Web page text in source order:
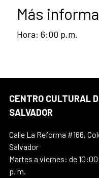
Más
Hora: 6:00 p.m.
CENTRO CULTURAL
SALVADOR
Calle La Reforma #166,
Salvador
Martes a viernes: de
p. m.